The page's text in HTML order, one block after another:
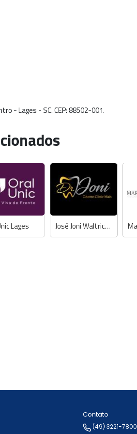
- Lages - SC. CEP: 88502-001.
Lages José Joni Waltrick Júnior - Dentista
Contato
(49) 3221-7800